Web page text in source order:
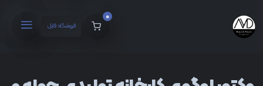
0
فروشگاه فایل